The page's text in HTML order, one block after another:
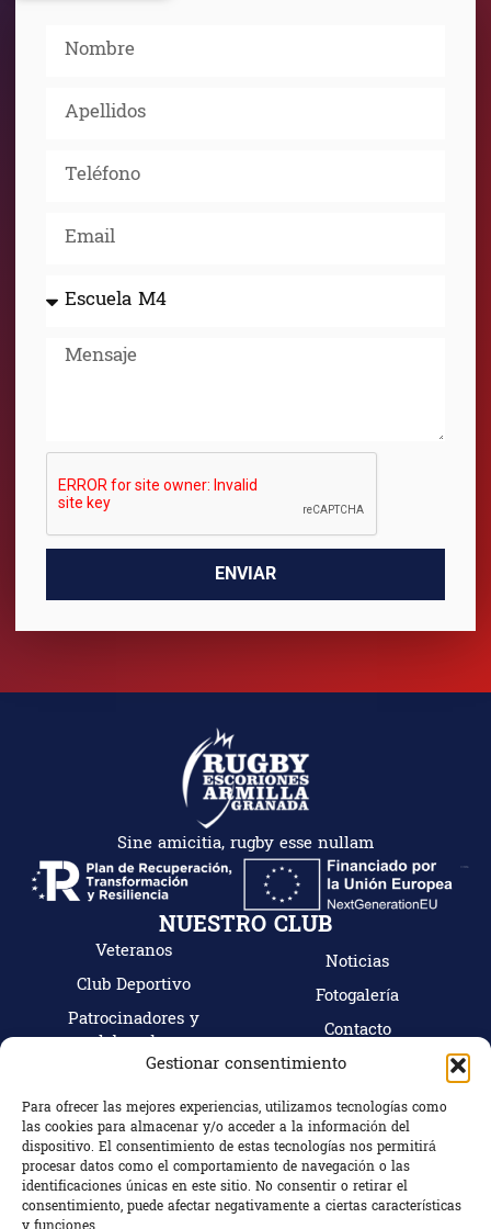
Gestionar consentimiento
Para ofrecer las mejores experiencias, utilizamos tecnologías como
las cookies para almacenar y/o acceder a la información del
dispositivo. El consentimiento de estas tecnologías nos permitirá
procesar datos como el comportamiento de navegación o las
identificaciones únicas en este sitio. No consentir o retirar el
consentimiento, puede afectar negativamente a ciertas características
ENVIAR
Sine amicitia, rugby esse nullam
NUESTRO CLUB
Veteranos
Club Deportivo
Patrocinadores y
colaboradores
Tienda
Hazte socio
Noticias
Fotogalería
Contacto
Mi cuenta
CONTACTO
C/ Camino Bajo Nº18, 18100 Armilla (Granada)
Granada, España
+34 672 863 799